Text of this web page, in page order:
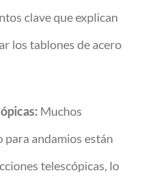
clave que explican
los tablones de acero
Muchos
para andamios están
telescópicas, lo